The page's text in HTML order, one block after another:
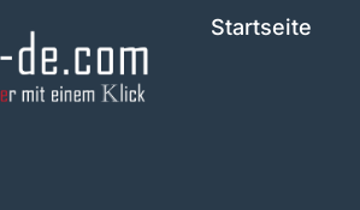
Startseite